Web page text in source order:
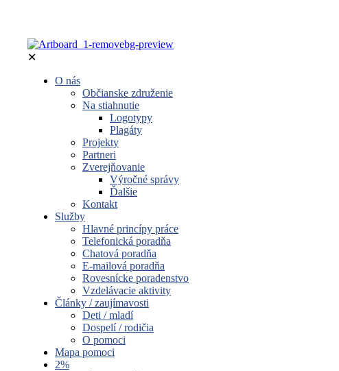
✕
O nás
Občianske združenie
Na stiahnutie
Logotypy
Plagáty
Projekty
Partneri
Zverejňovanie
Výročné správy
Ďalšie
Kontakt
Služby
Hlavné princípy práce
Telefonická poradňa
Chatová poradňa
E-mailová poradňa
Rovesnícke poradenstvo
Vzdelávacie aktivity
Články / zaujímavosti
Deti / mladí
Dospelí / rodičia
O pomoci
Mapa pomoci
2%